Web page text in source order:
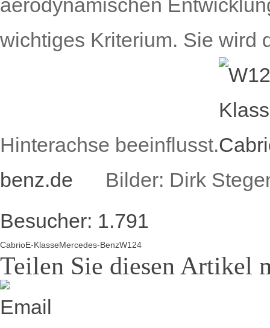
aerodynamischen
wichtiges Kriterium. Sie wird
Hinterachse beeinflusst.
benz.de
Bilder: Dirk
Besucher: 1.791
CabrioE-KlasseMercedes-BenzW124
Teilen Sie diesen Artikel